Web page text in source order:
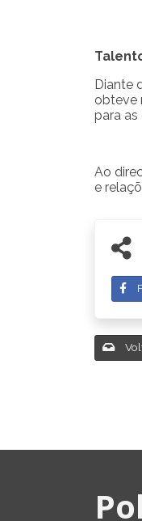
Diante
obteve
para
Ao
e